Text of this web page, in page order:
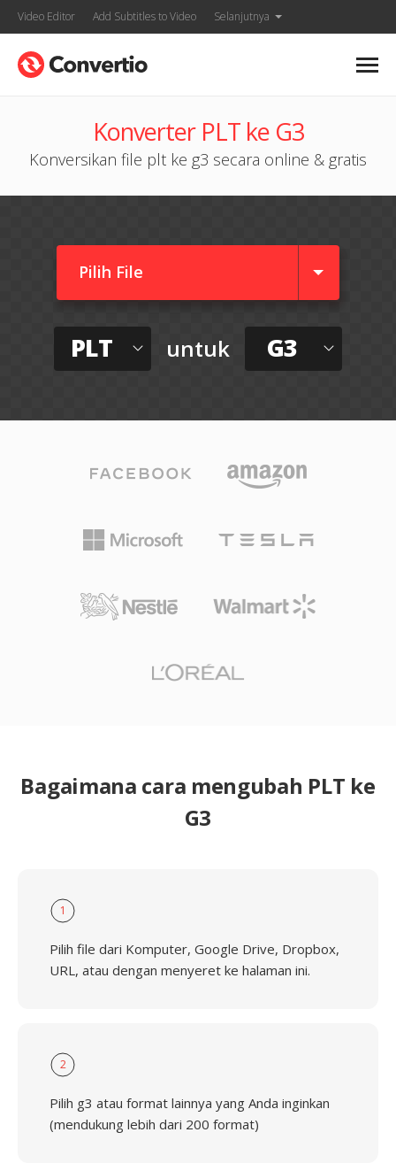
Video Editor Add Subtitles to Video Selanjutnya
Konverter PLT ke G3
Konversikan file plt ke g3 secara online & gratis
Pilih File
PLT untuk G3
Bagaimana cara mengubah PLT ke
G3
1
Pilih file dari Komputer, Google Drive, Dropbox,
URL, atau dengan menyeret ke halaman ini.
2
Pilih g3 atau format lainnya yang Anda inginkan
(mendukung lebih dari 200 format)